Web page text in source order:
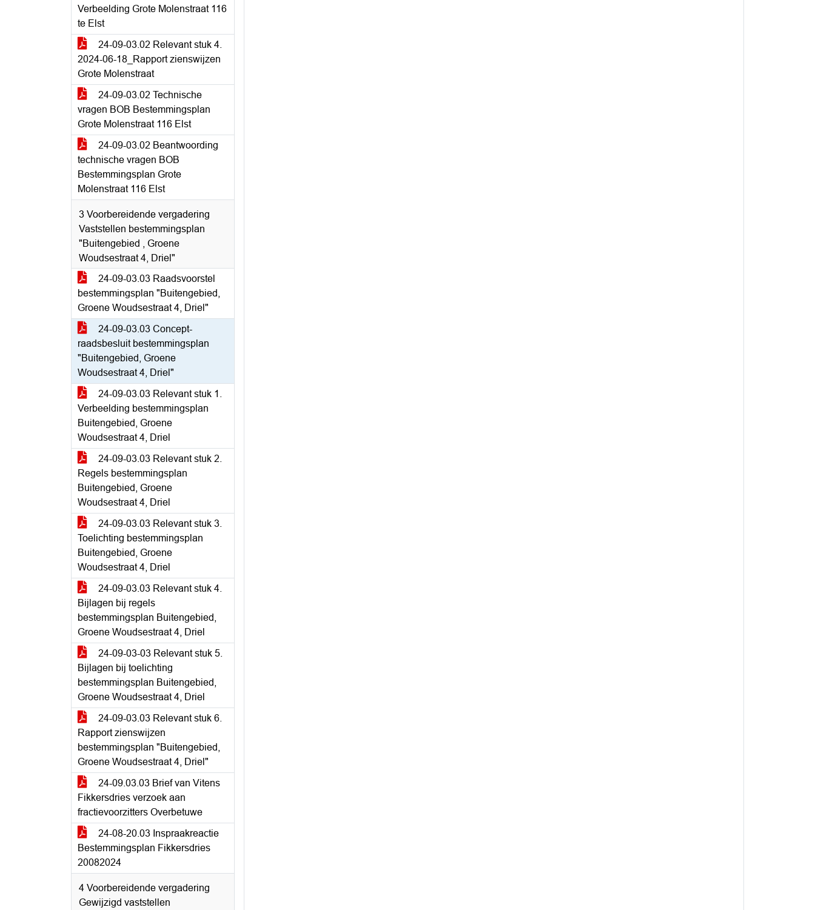
Verbeelding Grote Molenstraat 116
te Elst
24-09-03.02 Relevant stuk 4.
2024-06-18_Rapport zienswijzen
Grote Molenstraat
24-09-03.02 Technische
vragen BOB Bestemmingsplan
Grote Molenstraat 116 Elst
24-09-03.02 Beantwoording
technische vragen BOB
Bestemmingsplan Grote
Molenstraat 116 Elst
3 Voorbereidende vergadering
Vaststellen bestemmingsplan
"Buitengebied , Groene
Woudsestraat 4, Driel"
24-09-03.03 Raadsvoorstel
bestemmingsplan "Buitengebied,
Groene Woudsestraat 4, Driel"
24-09-03.03 Concept-
raadsbesluit bestemmingsplan
"Buitengebied, Groene
Woudsestraat 4, Driel"
24-09-03.03 Relevant stuk 1.
Verbeelding bestemmingsplan
Buitengebied, Groene
Woudsestraat 4, Driel
24-09-03.03 Relevant stuk 2.
Regels bestemmingsplan
Buitengebied, Groene
Woudsestraat 4, Driel
24-09-03.03 Relevant stuk 3.
Toelichting bestemmingsplan
Buitengebied, Groene
Woudsestraat 4, Driel
24-09-03.03 Relevant stuk 4.
Bijlagen bij regels
bestemmingsplan Buitengebied,
Groene Woudsestraat 4, Driel
24-09-03-03 Relevant stuk 5.
Bijlagen bij toelichting
bestemmingsplan Buitengebied,
Groene Woudsestraat 4, Driel
24-09-03.03 Relevant stuk 6.
Rapport zienswijzen
bestemmingsplan "Buitengebied,
Groene Woudsestraat 4, Driel"
24-09.03.03 Brief van Vitens
Fikkersdries verzoek aan
fractievoorzitters Overbetuwe
24-08-20.03 Inspraakreactie
Bestemmingsplan Fikkersdries
20082024
4 Voorbereidende vergadering
Gewijzigd vaststellen